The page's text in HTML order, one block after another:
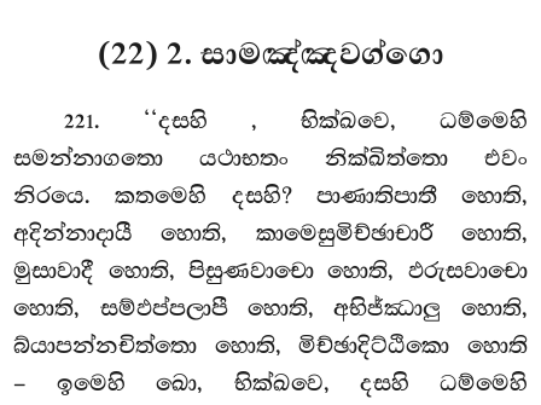
(22) 2. සාමඤ්ඤවග්ගො
221. ‘‘දසහි , භික්ඛවෙ, ධම්මෙහි
සමන්නාගතො යථාභතං නික්ඛිත්තො එවං
නිරයෙ. කතමෙහි දසහි? පාණාතිපාතී හොති,
අදින්නාදායී හොති, කාමෙසුමිච්ඡාචාරී හොති,
මුසාවාදී හොති, පිසුණවාචො හොති, ඵරුසවාචො
හොති, සම්ඵප්පලාපී හොති, අභිජ්ඣාලු හොති,
බ්යාපන්නචිත්තො හොති, මිච්ඡාදිට්ඨිකො හොති
– ඉමෙහි ඛො, භික්ඛවෙ, දසහි ධම්මෙහි